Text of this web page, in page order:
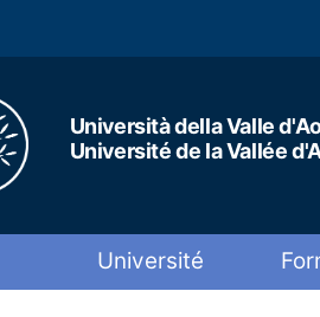
Università della Valle
Université de la Vallée
Université